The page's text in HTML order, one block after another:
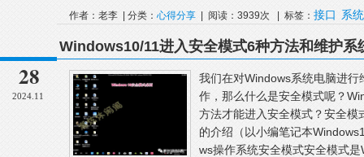
作者：老李 | 分类： 心得分享 | 阅读：3939次 | 标签： 接口 系统
28
2024.11
Windows10/11进入安全模式6种方法和维护系
我们在对Windows系统电脑进
作，那么什么是安全模式呢？
方法才能进入安全模式？安全
的介绍（以小编笔记本
ws操作系统安全模式安全模式是